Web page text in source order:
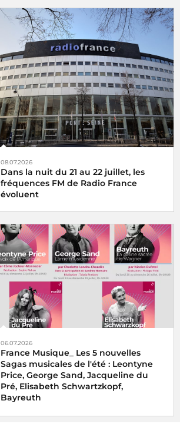
08.07.2026
Dans la nuit du 21 au 22 juillet, les
fréquences FM de Radio France
évoluent
06.07.2026
France Musique_ Les 5 nouvelles
Sagas musicales de l'été : Leontyne
Price, George Sand, Jacqueline du
Pré, Elisabeth Schwartzkopf,
Bayreuth